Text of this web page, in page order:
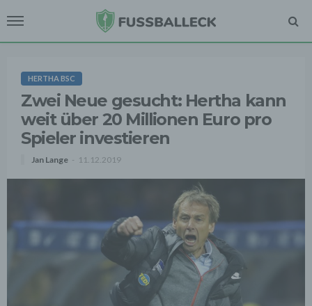
HERTHA BSC
Zwei Neue gesucht: Hertha kann
weit über 20 Millionen Euro pro
Spieler investieren
Jan Lange 11.12.2019